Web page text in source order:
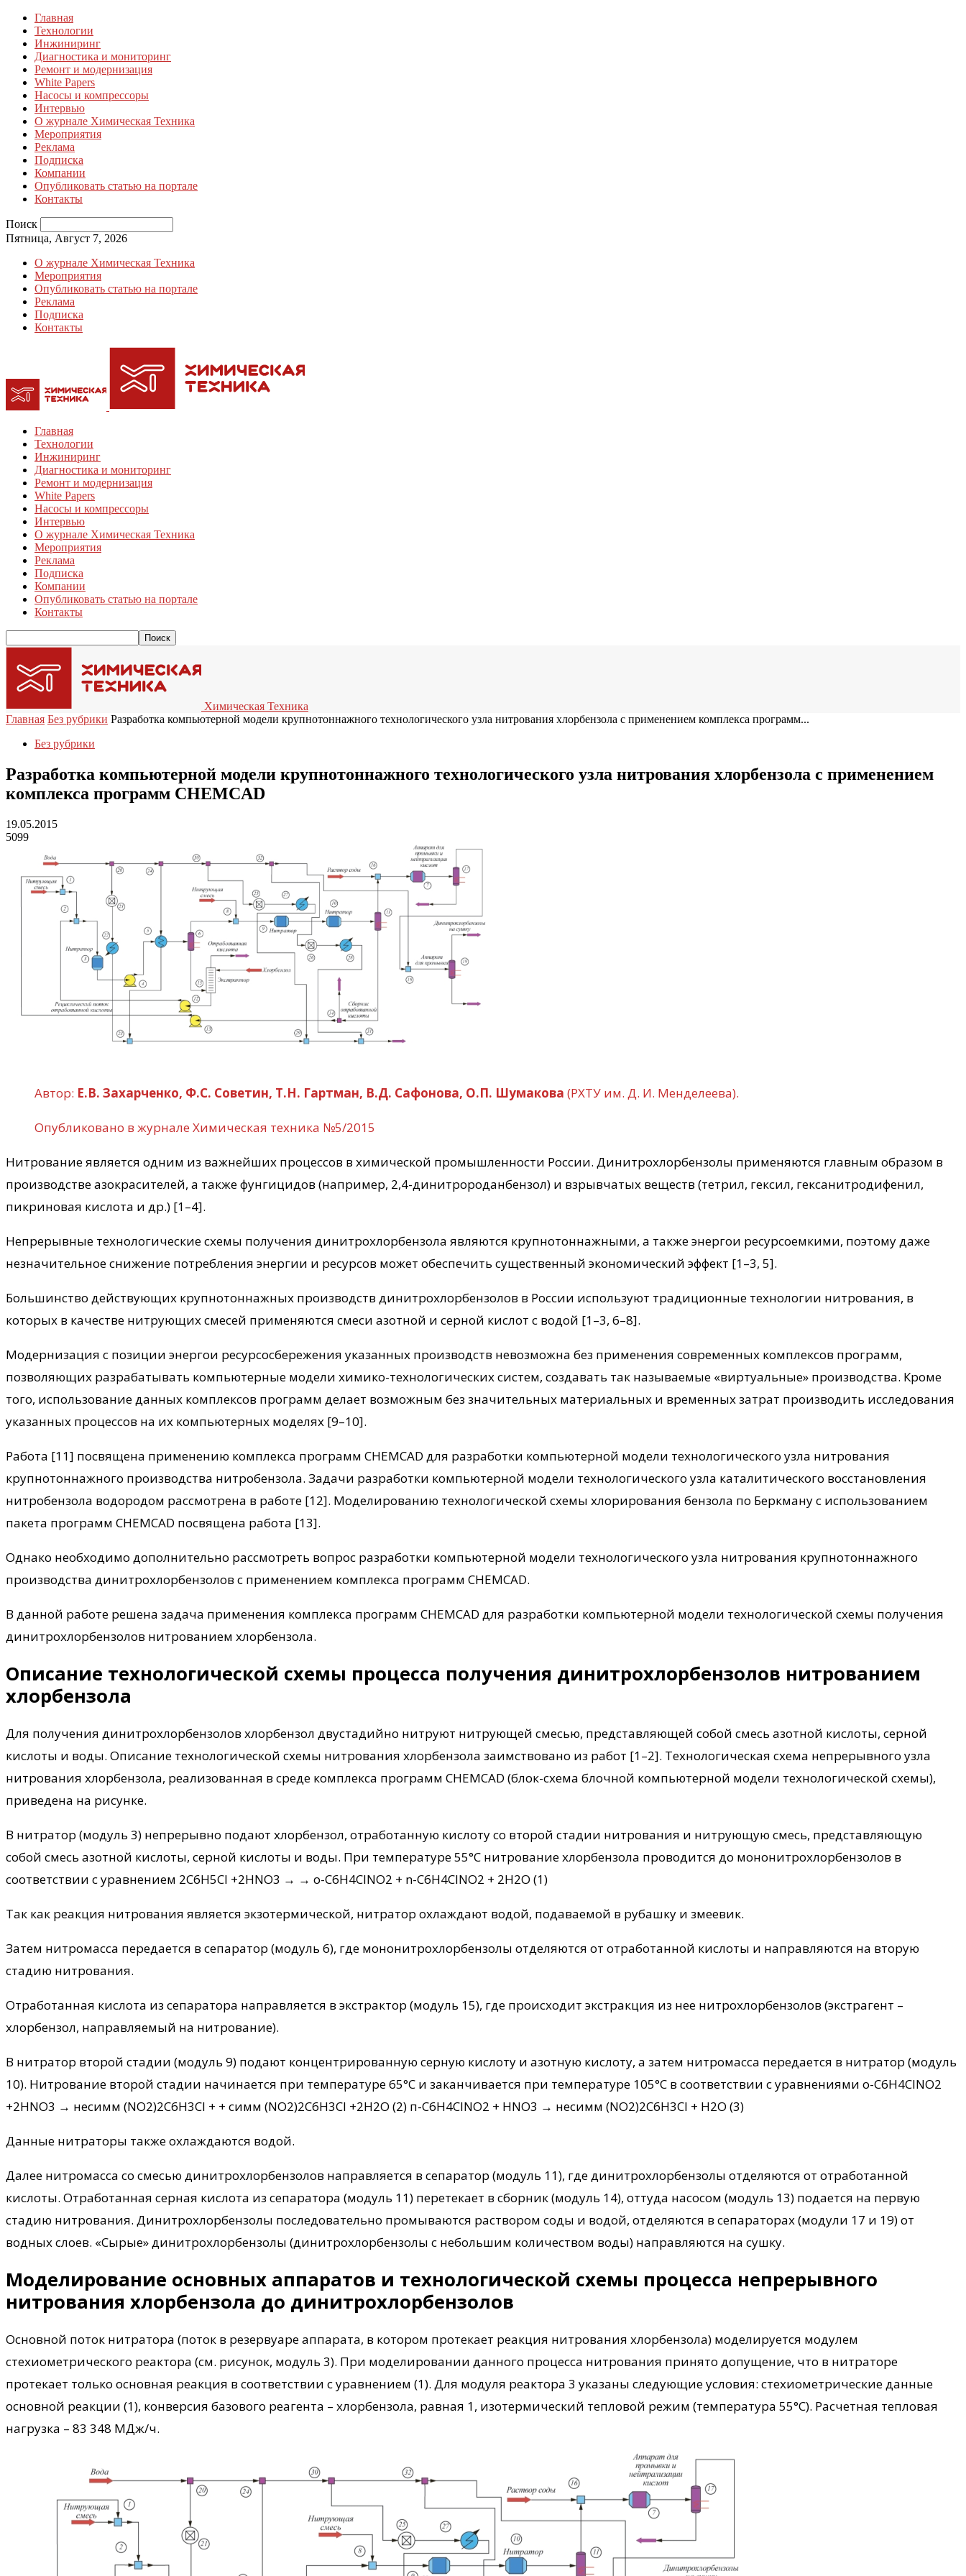
Главная
Технологии
Инжиниринг
Диагностика и мониторинг
Ремонт и модернизация
White Papers
Насосы и компрессоры
Интервью
О журнале Химическая Техника
Мероприятия
Реклама
Подписка
Компании
Опубликовать статью на портале
Контакты
Поиск
Пятница, Август 7, 2026
О журнале Химическая Техника
Мероприятия
Опубликовать статью на портале
Реклама
Подписка
Контакты
Главная
Технологии
Инжиниринг
Диагностика и мониторинг
Ремонт и модернизация
White Papers
Насосы и компрессоры
Интервью
О журнале Химическая Техника
Мероприятия
Реклама
Подписка
Компании
Опубликовать статью на портале
Контакты
Химическая Техника
Главная Без рубрики Разработка компьютерной модели крупнотоннажного технологического узла нитрования хлорбензола с применением комплекса программ...
Без рубрики
Разработка компьютерной модели крупнотоннажного технологического узла нитрования хлорбензола с применением
комплекса программ CHEMCAD
19.05.2015
5099
Автор: E.В. Захарченко, Ф.С. Советин, Т.Н. Гартман, В.Д. Сафонова, О.П. Шумакова (РХТУ им. Д. И. Менделеева).
Опубликовано в журнале Химическая техника №5/2015
Нитрование является одним из важнейших процессов в химической промышленности России. Динитрохлорбензолы применяются главным образом в
производстве азокрасителей, а также фунгицидов (например, 2,4-динитророданбензол) и взрывчатых веществ (тетрил, гексил, гексанитродифенил,
пикриновая кислота и др.) [1–4].
Непрерывные технологические схемы получения динитрохлорбензола являются крупнотоннажными, а также энергои ресурсоемкими, поэтому даже
незначительное снижение потребления энергии и ресурсов может обеспечить существенный экономический эффект [1–3, 5].
Большинство действующих крупнотоннажных производств динитрохлорбензолов в России используют традиционные технологии нитрования, в
которых в качестве нитрующих смесей применяются смеси азотной и серной кислот с водой [1–3, 6–8].
Модернизация с позиции энергои ресурсосбережения указанных производств невозможна без применения современных комплексов программ,
позволяющих разрабатывать компьютерные модели химико-технологических систем, создавать так называемые «виртуальные» производства. Кроме
того, использование данных комплексов программ делает возможным без значительных материальных и временных затрат производить исследования
указанных процессов на их компьютерных моделях [9–10].
Работа [11] посвящена применению комплекса программ CHEMCAD для разработки компьютерной модели технологического узла нитрования
крупнотоннажного производства нитробензола. Задачи разработки компьютерной модели технологического узла каталитического восстановления
нитробензола водородом рассмотрена в работе [12]. Моделированию технологической схемы хлорирования бензола по Беркману с использованием
пакета программ CHEMCAD посвящена работа [13].
Однако необходимо дополнительно рассмотреть вопрос разработки компьютерной модели технологического узла нитрования крупнотоннажного
производства динитрохлорбензолов с применением комплекса программ CHEMCAD.
В данной работе решена задача применения комплекса программ CHEMCAD для разработки компьютерной модели технологической схемы получения
динитрохлорбензолов нитрованием хлорбензола.
Описание технологической схемы процесса получения динитрохлорбензолов нитрованием
хлорбензола
Для получения динитрохлорбензолов хлорбензол двустадийно нитруют нитрующей смесью, представляющей собой смесь азотной кислоты, серной
кислоты и воды. Описание технологической схемы нитрования хлорбензола заимствовано из работ [1–2]. Технологическая схема непрерывного узла
нитрования хлорбензола, реализованная в среде комплекса программ CHEMCAD (блок-схема блочной компьютерной модели технологической схемы),
приведена на рисунке.
В нитратор (модуль 3) непрерывно подают хлорбензол, отработанную кислоту со второй стадии нитрования и нитрующую смесь, представляющую
собой смесь азотной кислоты, серной кислоты и воды. При температуре 55°С нитрование хлорбензола проводится до мононитрохлорбензолов в
соответствии с уравнением 2C6H5Cl +2HNO3 → → о-C6H4ClNO2 + n-C6H4ClNO2 + 2H2O (1)
Так как реакция нитрования является экзотермической, нитратор охлаждают водой, подаваемой в рубашку и змеевик.
Затем нитромасса передается в сепаратор (модуль 6), где мононитрохлорбензолы отделяются от отработанной кислоты и направляются на вторую
стадию нитрования.
Отработанная кислота из сепаратора направляется в экстрактор (модуль 15), где происходит экстракция из нее нитрохлорбензолов (экстрагент –
хлорбензол, направляемый на нитрование).
В нитратор второй стадии (модуль 9) подают концентрированную серную кислоту и азотную кислоту, а затем нитромасса передается в нитратор (модуль
10). Нитрование второй стадии начинается при температуре 65°С и заканчивается при температуре 105°С в соответствии с уравнениями о-C6H4ClNO2
+2HNO3 → несимм (NO2)2C6H3Cl + + симм (NO2)2C6H3Cl +2H2O (2) п-C6H4ClNO2 + HNO3 → несимм (NO2)2C6H3Cl + H2O (3)
Данные нитраторы также охлаждаются водой.
Далее нитромасса со смесью динитрохлорбензолов направляется в сепаратор (модуль 11), где динитрохлорбензолы отделяются от отработанной
кислоты. Отработанная серная кислота из сепаратора (модуль 11) перетекает в сборник (модуль 14), оттуда насосом (модуль 13) подается на первую
стадию нитрования. Динитрохлорбензолы последовательно промываются раствором соды и водой, отделяются в сепараторах (модули 17 и 19) от
водных слоев. «Сырые» динитрохлорбензолы (динитрохлорбензолы с небольшим количеством воды) направляются на сушку.
Моделирование основных аппаратов и технологической схемы процесса непрерывного
нитрования хлорбензола до динитрохлорбензолов
Основной поток нитратора (поток в резервуаре аппарата, в котором протекает реакция нитрования хлорбензола) моделируется модулем
стехиометрического реактора (см. рисунок, модуль 3). При моделировании данного процесса нитрования принято допущение, что в нитраторе
протекает только основная реакция в соответствии с уравнением (1). Для модуля реактора 3 указаны следующие условия: стехиометрические данные
основной реакции (1), конверсия базового реагента – хлорбензола, равная 1, изотермический тепловой режим (температура 55°С). Расчетная тепловая
нагрузка – 83 348 МДж/ч.